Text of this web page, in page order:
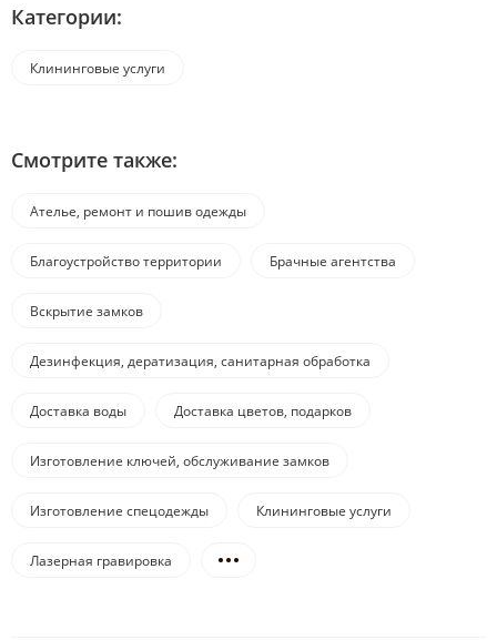
Категории:
Клининговые услуги
Смотрите также:
Ателье, ремонт и пошив одежды
Благоустройство территории Брачные агентства
Вскрытие замков
Дезинфекция, дератизация, санитарная обработка
Доставка воды Доставка цветов, подарков
Изготовление ключей, обслуживание замков
Изготовление спецодежды Клининговые услуги
Лазерная гравировка